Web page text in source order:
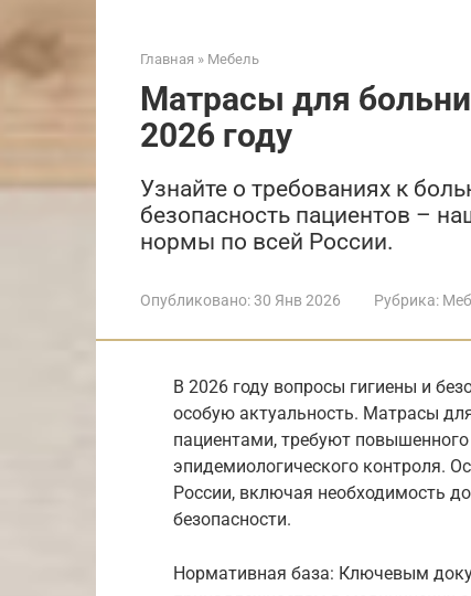
Главная » Мебель
Матрасы для
2026 году
Узнайте о требованиях к
безопасность пациентов –
нормы по всей России.
Опубликовано:30 Янв 2026 Рубрика:
В 2026 году вопросы гигиены и
особую актуальность. Матрасы
пациентами, требуют
эпидемиологического контроля.
России, включая необходимость
безопасности.
Нормативная база: Ключевым